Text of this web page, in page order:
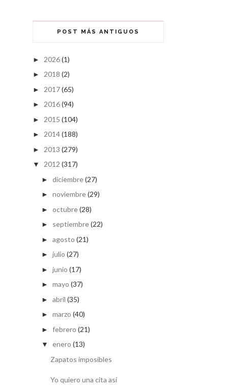
POST MÁS ANTIGUOS
► 2026(1)
► 2018 (2)
► 2017(65)
► 2016(94)
► 2015 (104)
► 2014(188)
► 2013 (279)
▼ 2012 (317)
► diciembre(27)
► noviembre(29)
► octubre(28)
► septiembre(22)
► agosto (21)
► julio (27)
► junio (17)
► mayo (37)
► abril (35)
► marzo (40)
► febrero (21)
▼ enero (13)
Zapatos imposibles
Yo quiero una cita así